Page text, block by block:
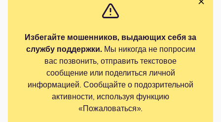
Избегайте мошенников, выдающих себя за
службу поддержки.Мы никогда не попросим
вас позвонить, отправить текстовое
сообщение или поделиться личной
информацией. Сообщайте о подозрительной
активности, используя функцию
«Пожаловаться».